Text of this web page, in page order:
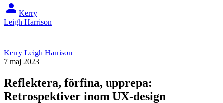
Kerry
Leigh Harrison
Kerry Leigh Harrison
7 maj 2023
Reflektera, förfina, upprepa:
Retrospektiver inom UX-design